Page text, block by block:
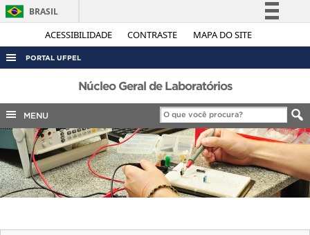
ACESSIBILIDADE CONTRASTE MAPA DO SITE
BRASIL
Simplifique!
Legislação
Canais
PORTAL UFPEL
ACESSO À INFORMAÇÃO
AUDITORIA
COBALTO
CONCURSOS
EDITAIS
INTERNACIONAL
Núcleo Geral de Laboratórios
MENU